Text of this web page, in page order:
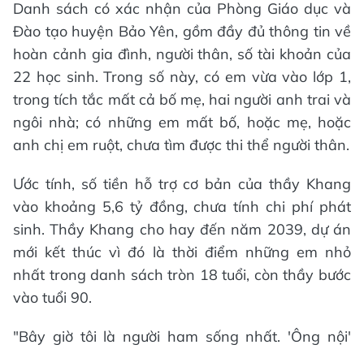
Danh sách có xác nhận của Phòng Giáo dục và
Đào tạo huyện Bảo Yên, gồm đầy đủ thông tin về
hoàn cảnh gia đình, người thân, số tài khoản của
22 học sinh. Trong số này, có em vừa vào lớp 1,
trong tích tắc mất cả bố mẹ, hai người anh trai và
ngôi nhà; có những em mất bố, hoặc mẹ, hoặc
anh chị em ruột, chưa tìm được thi thể người thân.
Ước tính, số tiền hỗ trợ cơ bản của thầy Khang
vào khoảng 5,6 tỷ đồng, chưa tính chi phí phát
sinh. Thầy Khang cho hay đến năm 2039, dự án
mới kết thúc vì đó là thời điểm những em nhỏ
nhất trong danh sách tròn 18 tuổi, còn thầy bước
vào tuổi 90.
"Bây giờ tôi là người ham sống nhất. 'Ông nội'